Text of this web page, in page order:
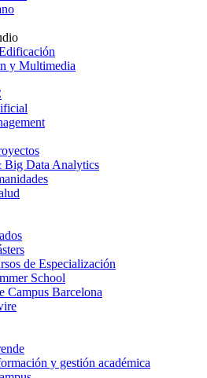
y Multimedia
Big Data Analytics
de Especialización
School
Campus Barcelona
y gestión académica